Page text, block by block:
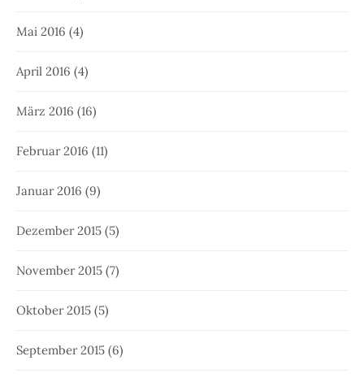
Mai 2016 (4)
April 2016 (4)
März 2016 (16)
Februar 2016 (11)
Januar 2016 (9)
Dezember 2015 (5)
November 2015 (7)
Oktober 2015 (5)
September 2015 (6)